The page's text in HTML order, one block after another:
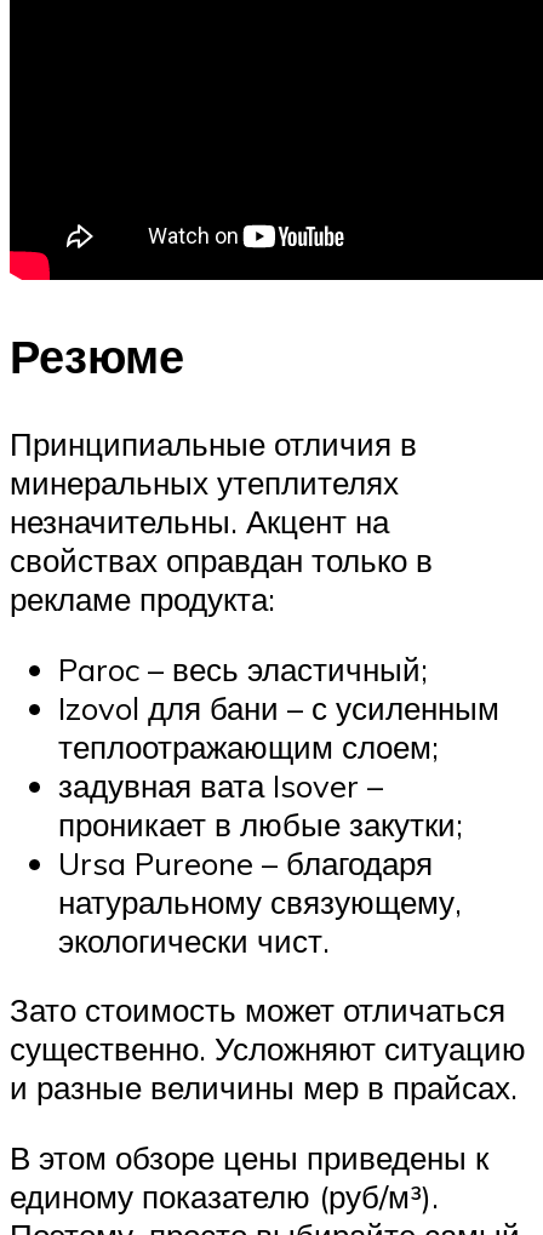
Резюме
Принципиальные отличия в
минеральных утеплителях
незначительны. Акцент на
свойствах оправдан только в
рекламе продукта:
Paroc – весь эластичный;
Izovol для бани – с усиленным
теплоотражающим слоем;
задувная вата Isover –
проникает в любые закутки;
Ursa Pureone – благодаря
натуральному связующему,
экологически чист.
Зато стоимость может отличаться
существенно. Усложняют ситуацию
и разные величины мер в прайсах.
В этом обзоре цены приведены к
единому показателю (руб/м³).